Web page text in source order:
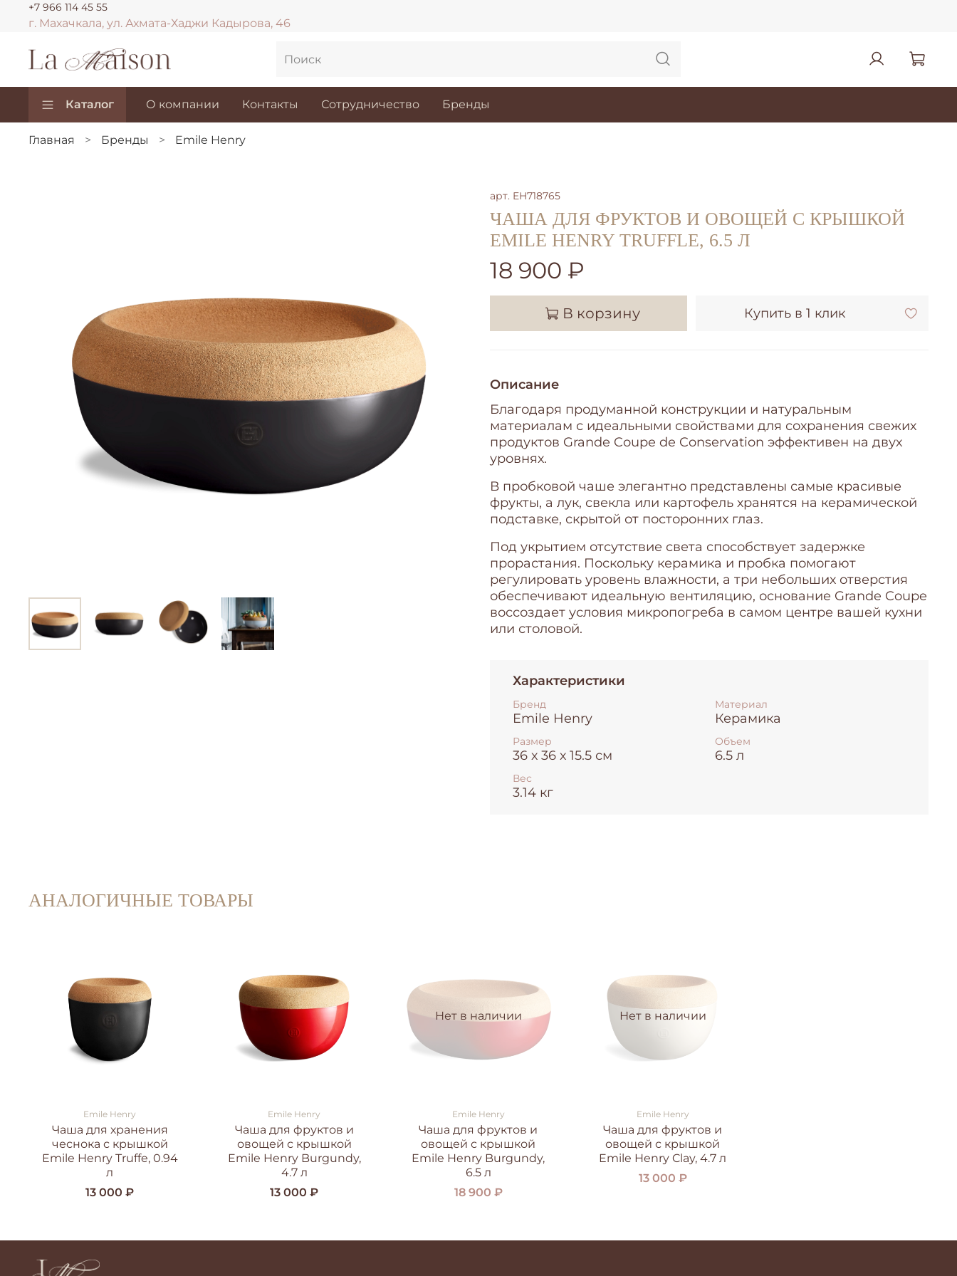
г. Махачкала, ул. Ахмата-Хаджи Кадырова, 46
+7 966 114 45 55
Каталог О компании Контакты Сотрудничество Бренды
Главная Бренды Emile Henry
арт. EH718765
ЧАША ДЛЯ ФРУКТОВ И ОВОЩЕЙ С КРЫШКОЙ
EMILE HENRY TRUFFLE, 6.5 Л
18 900 ₽
В корзину Купить в 1 клик
Описание
Благодаря продуманной конструкции и натуральным
материалам с идеальными свойствами для сохранения свежих
продуктов Grande Coupe de Conservation эффективен на двух
уровнях.
В пробковой чаше элегантно представлены самые красивые
фрукты, а лук, свекла или картофель хранятся на керамической
подставке, скрытой от посторонних глаз.
Под укрытием отсутствие света способствует задержке
прорастания. Поскольку керамика и пробка помогают
регулировать уровень влажности, а три небольших отверстия
обеспечивают идеальную вентиляцию, основание Grande Coupe
воссоздает условия микропогреба в самом центре вашей кухни
или столовой.
Характеристики
Бренд
Emile Henry
Материал
Керамика
Размер
36 х 36 х 15.5 см
Объем
6.5 л
Вес
3.14 кг
АНАЛОГИЧНЫЕ ТОВАРЫ
Emile Henry
Чаша для хранения
чеснока с крышкой
Emile Henry Truffe, 0.94
л
13 000 ₽
Emile Henry
Чаша для фруктов и
овощей с крышкой
Emile Henry Burgundy,
4.7 л
13 000 ₽
Нет в наличии
Emile Henry
Чаша для фруктов и
овощей с крышкой
Emile Henry Burgundy,
6.5 л
18 900 ₽
Нет в наличии
Emile Henry
Чаша для фруктов и
овощей с крышкой
Emile Henry Clay, 4.7 л
13 000 ₽